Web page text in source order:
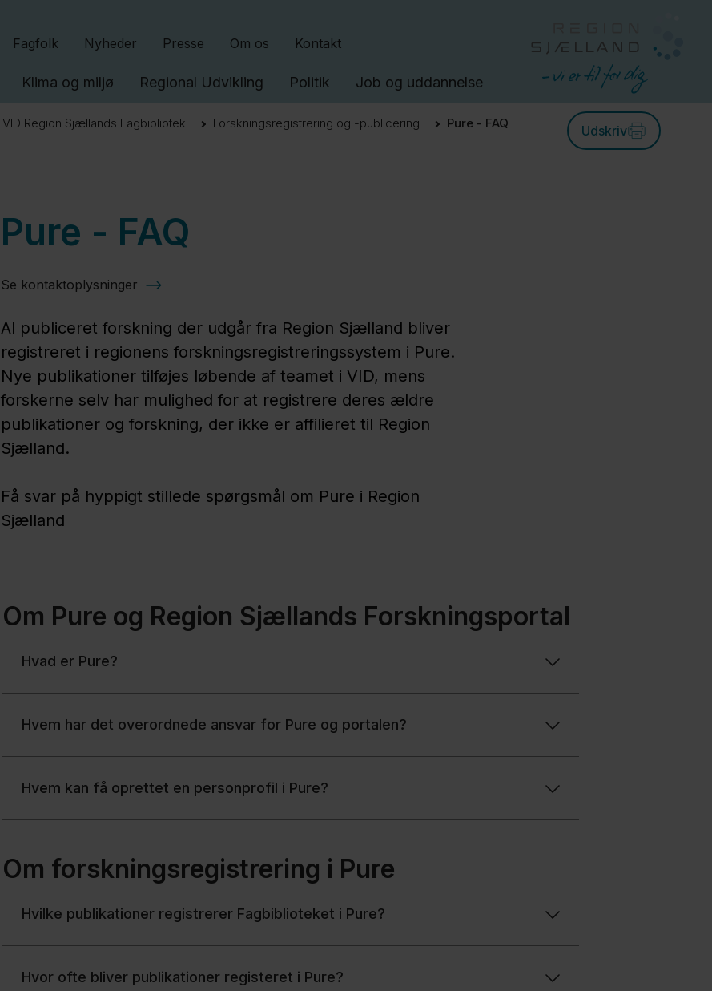
Fagfolk Nyheder Presse Om os Kontakt
Klima og miljø Regional Udvikling Politik Job og uddannelse
VID Region Sjællands Fagbibliotek Forskningsregistrering og -publicering Pure - FAQ Udskriv
Pure - FAQ
Se kontaktoplysninger
Al publiceret forskning der udgår fra Region Sjælland bliver
registreret i regionens forskningsregistreringssystem i Pure.
Nye publikationer tilføjes løbende af teamet i VID, mens
forskerne selv har mulighed for at registrere deres ældre
publikationer og forskning, der ikke er affilieret til Region
Sjælland.
Få svar på hyppigt stillede spørgsmål om Pure i Region
Sjælland
Om Pure og Region Sjællands Forskningsportal
Hvad er Pure?
Hvem har det overordnede ansvar for Pure og portalen?
Hvem kan få oprettet en personprofil i Pure?
Om forskningsregistrering i Pure
Hvilke publikationer registrerer Fagbiblioteket i Pure?
Hvor ofte bliver publikationer registeret i Pure?